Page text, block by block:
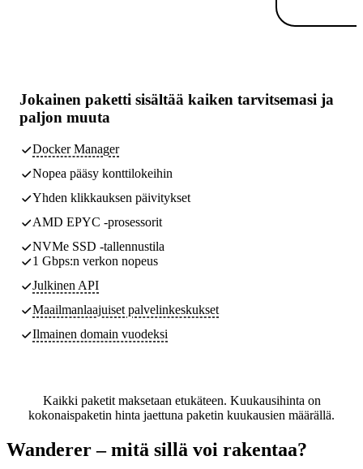
Jokainen paketti sisältää kaiken tarvitsemasi ja
paljon muuta
Docker Manager
Nopea pääsy konttilokeihin
Yhden klikkauksen päivitykset
AMD EPYC -prosessorit
NVMe SSD -tallennustila
1 Gbps:n verkon nopeus
Julkinen API
Maailmanlaajuiset palvelinkeskukset
Ilmainen domain vuodeksi
Kaikki paketit maksetaan etukäteen. Kuukausihinta on
kokonaispaketin hinta jaettuna paketin kuukausien määrällä.
Wanderer – mitä sillä voi rakentaa?